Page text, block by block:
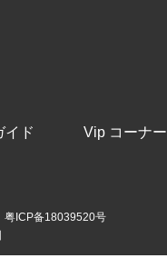
イド Vip コーナー
粤ICP备18039520号